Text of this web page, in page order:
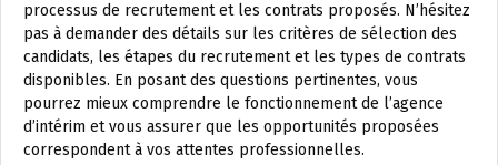
processus de recrutement et les contrats proposés. N’hésitez
pas à demander des détails sur les critères de sélection des
candidats, les étapes du recrutement et les types de contrats
disponibles. En posant des questions pertinentes, vous
pourrez mieux comprendre le fonctionnement de l’agence
d’intérim et vous assurer que les opportunités proposées
correspondent à vos attentes professionnelles.